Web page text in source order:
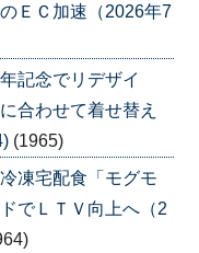
ＥＣ加速（2026年7
記念でリデザイ
わせて着せ替え
(1965)
凍宅配食「モグモ
でＬＴＶ向上へ（2